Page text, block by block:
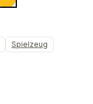
Spielzeug